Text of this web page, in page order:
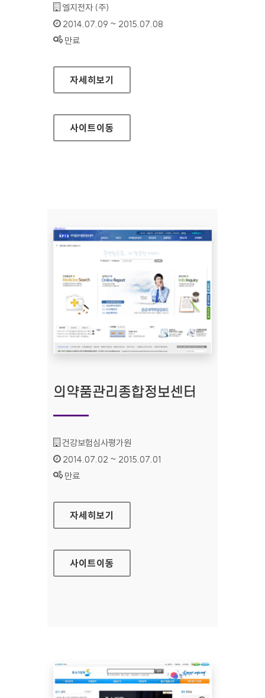
기관명 :
엘지전자 (주)
인증기간 :
2014.07.09 ~ 2015.07.08
상태 :
만료
LG SMART WORLD(TV)
자세히보기
사이트이동
의약품관리종합정보센터
기관명 :
건강보험심사평가원
인증기간 :
2014.07.02 ~ 2015.07.01
상태 :
만료
의약품관리종합정보센터
자세히보기
사이트이동